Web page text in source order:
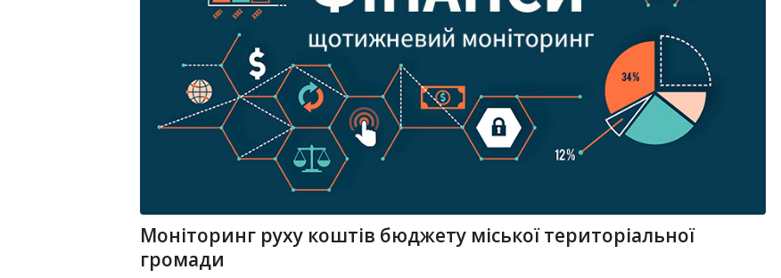
Моніторинг руху коштів бюджету міської територіальної
громади